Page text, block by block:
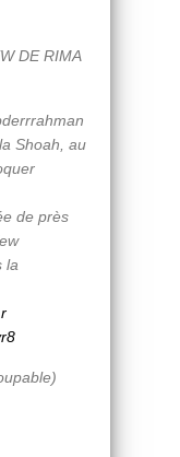
DE RIMA
Shoah, au
de près
la